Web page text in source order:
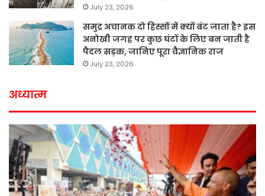
July 23, 2026
समुद्र अचानक दो हिस्सों में क्यों बंट जाता है? इस
अनोखी जगह पर कुछ घंटों के लिए बन जाती है
पैदल सड़क, जानिए पूरा वैज्ञानिक राज
July 23, 2026
अध्यात्म